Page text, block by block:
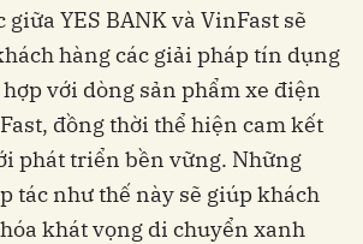
YES BANK và VinFast sẽ
hàng các giải pháp tín dụng
với dòng sản phẩm xe điện
đồng thời thể hiện cam kết
phát triển bền vững. Những
tác như thế này sẽ giúp khách
khát vọng di chuyển xanh